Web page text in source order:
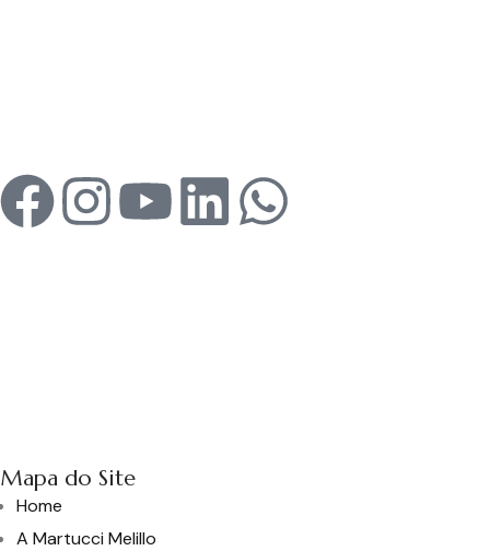
Mapa do Site
Home
A Martucci Melillo